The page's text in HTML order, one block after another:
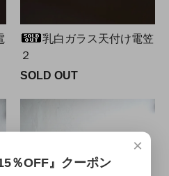
乳白ガラス天付け電笠
２
SOLD OUT
×
％OFF』クーポン